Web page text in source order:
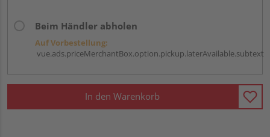
Beim Händler abholen
Auf Vorbestellung:
vue.ads.priceMerchantBox.option.pickup.laterAvailable.subtext
In den Warenkorb